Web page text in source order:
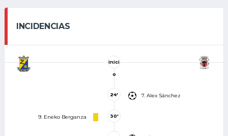
INCIDENCIAS
Inici
o
7. Alex Sánchez
24'
9. Eneko Berganza 30'